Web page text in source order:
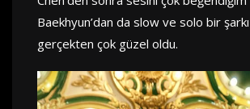
Baekhyun’dan da slow ve solo bir
gerçekten çok güzel oldu.